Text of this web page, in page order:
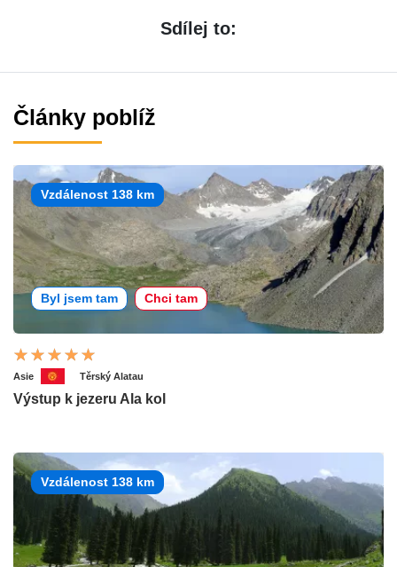
Sdílej to:
Články poblíž
Vzdálenost 138 km
Byl jsem tam Chci tam
Asie Těrský Alatau
Výstup k jezeru Ala kol
Vzdálenost 138 km